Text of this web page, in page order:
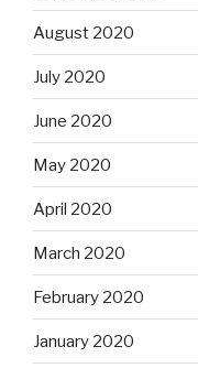
August 2020
July 2020
June 2020
May 2020
April 2020
March 2020
February 2020
January 2020